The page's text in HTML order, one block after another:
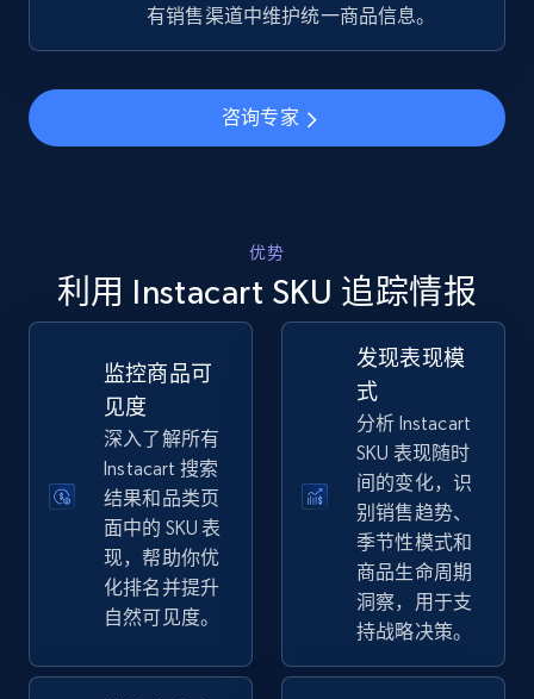
URL, Title, Available, Description, Currency, Initial
668+
Seller id, URL, Seller name, Description, Detailed
info, Stars, Feedbacks, Return policy, and more.
立即开始
URL, Product id, Title, Seller name, Seller rating,
Seller reviews, Breadcrumbs, Root category, and
more.
2.5K+ 359+ 立即开始
有销售渠道中维护统一商品信息。
咨询专家
优势
利用 Instacart SKU 追踪情报
监控商品可
见度
深入了解所有
Instacart 搜索
结果和品类页
面中的 SKU 表
现，帮助你优
化排名并提升
自然可见度。
发现表现模
式
分析 Instacart
SKU 表现随时
间的变化，识
别销售趋势、
季节性模式和
商品生命周期
洞察，用于支
持战略决策。